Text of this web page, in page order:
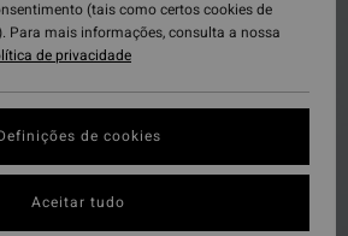
(tais como certos cookies de
Para mais informações, consulta a nossa
de privacidade
de cookies
Aceitar tudo